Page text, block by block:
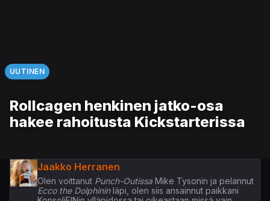
UUTINEN
Rollcagen henkinen jatko-osa
hakee rahoitusta Kickstarterissa
Jaakko Herranen
Olen voittanutPunch-OutissaMike Tysonin ja pelannut
Ecco the Dolphininläpi, olen siis ansainnut paikkani